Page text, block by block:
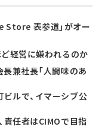
Store 表参道」がオー
ど経営に嫌われるのか
兼社長「人間味のあ
ルで、イマーシブ公
責任者はCIMOで目指